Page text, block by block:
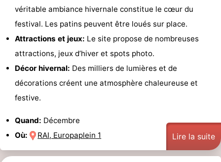
véritable ambiance hivernale constitue le cœur du
festival. Les patins peuvent être loués sur place.
Attractions et jeux: Le site propose de nombreuses
attractions, jeux d’hiver et spots photo.
Décor hivernal: Des milliers de lumières et de
décorations créent une atmosphère chaleureuse et
festive.
Quand: Décembre
Où:
RAI, Europaplein 1 Lire la suite